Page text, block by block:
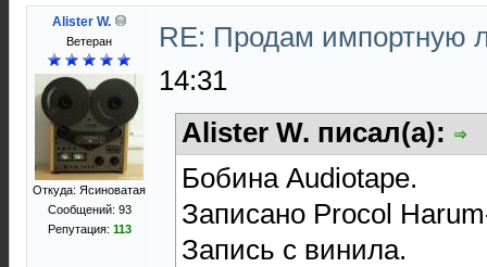
Alister W.
Ветеран
Откуда: Ясиноватая
Сообщений: 93
Репутация: 113
RE: Продам импортную
14:31
Alister W. писал(а):
Бобина Audiotape.
Записано Procol
Запись с винила.